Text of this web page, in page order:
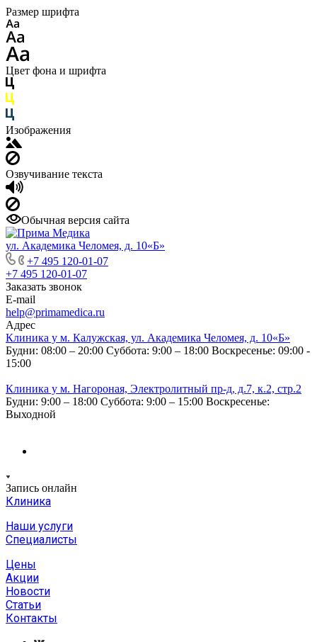
Размер шрифта
Цвет фона и шрифта
Изображения
Озвучивание текста
Обычная версия сайта
ул. Академика Челомея, д. 10«Б»
+7 495 120-01-07
+7 495 120-01-07
Заказать звонок
E-mail
help@primamedica.ru
Адрес
Клиника у м. Калужская, ул. Академика Челомея, д. 10«Б»
Будни: 08:00 – 20:00 Суббота: 9:00 – 18:00 Воскресенье: 09:00 -
15:00
Клиника у м. Нагороная, Электролитный пр-д, д.7, к.2, стр.2
Будни: 9:00 – 18:00 Суббота: 9:00 – 15:00 Воскресенье:
Выходной
Запись онлайн
Клиника
Наши услуги
Специалисты
Цены
Акции
Новости
Статьи
Контакты